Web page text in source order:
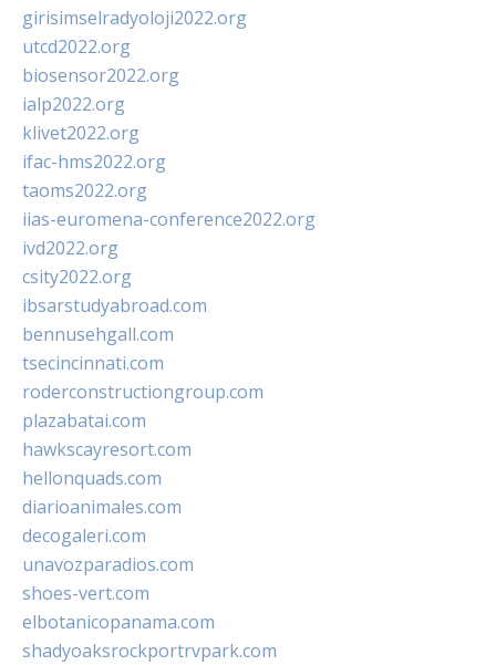
girisimselradyoloji2022.org
utcd2022.org
biosensor2022.org
ialp2022.org
klivet2022.org
ifac-hms2022.org
taoms2022.org
iias-euromena-conference2022.org
ivd2022.org
csity2022.org
ibsarstudyabroad.com
bennusehgall.com
tsecincinnati.com
roderconstructiongroup.com
plazabatai.com
hawkscayresort.com
hellonquads.com
diarioanimales.com
decogaleri.com
unavozparadios.com
shoes-vert.com
elbotanicopanama.com
shadyoaksrockportrvpark.com